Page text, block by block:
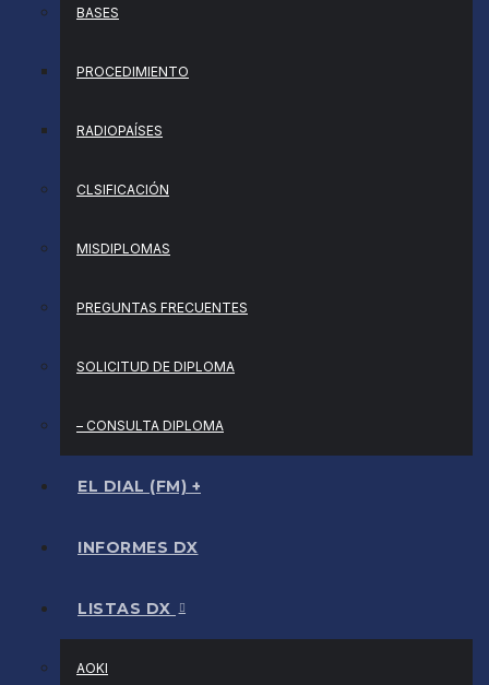
BASES
PROCEDIMIENTO
RADIOPAÍSES
CLSIFICACIÓN
MISDIPLOMAS
PREGUNTAS FRECUENTES
SOLICITUD DE DIPLOMA
– CONSULTA DIPLOMA
EL DIAL (FM) +
INFORMES DX
LISTAS DX
AOKI